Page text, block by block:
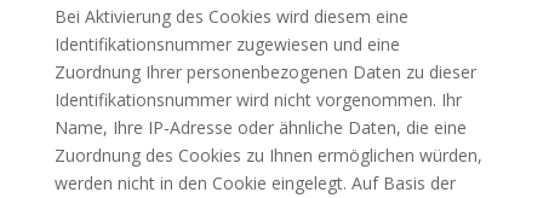
Bei Aktivierung des Cookies wird diesem eine
Identifikationsnummer zugewiesen und eine
Zuordnung Ihrer personenbezogenen Daten zu dieser
Identifikationsnummer wird nicht vorgenommen. Ihr
Name, Ihre IP-Adresse oder ähnliche Daten, die eine
Zuordnung des Cookies zu Ihnen ermöglichen würden,
werden nicht in den Cookie eingelegt. Auf Basis der